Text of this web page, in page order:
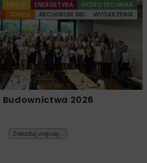
DROGI ENERGETYKA
HYDROTECHNIKA
TUNELE ARCHIWUM NBI WYDARZENIA
Budownictwa 2026
Załaduj więcej...